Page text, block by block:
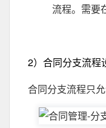
流程。需要
2）合同分支流程
合同分支流程只允